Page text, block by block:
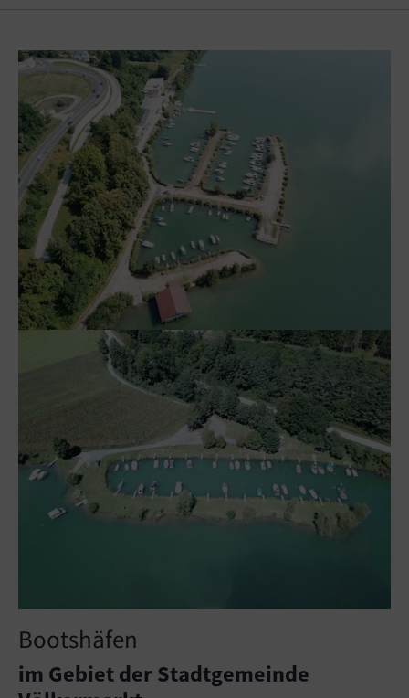
Bootshäfen
im Gebiet der Stadtgemeinde